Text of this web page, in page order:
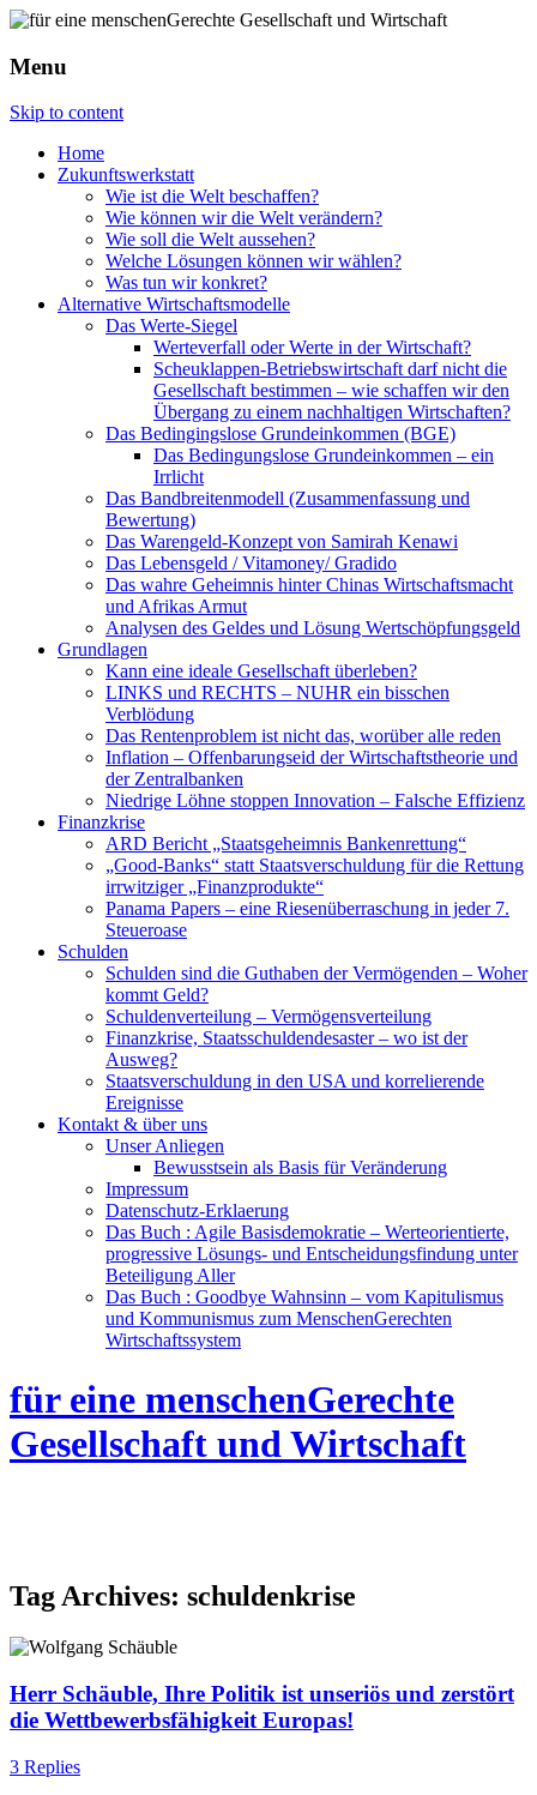
Menu
Skip to content
Home
Zukunftswerkstatt
Wie ist die Welt beschaffen?
Wie können wir die Welt verändern?
Wie soll die Welt aussehen?
Welche Lösungen können wir wählen?
Was tun wir konkret?
Alternative Wirtschaftsmodelle
Das Werte-Siegel
Werteverfall oder Werte in der Wirtschaft?
Scheuklappen-Betriebswirtschaft darf nicht die
Gesellschaft bestimmen – wie schaffen wir den
Übergang zu einem nachhaltigen Wirtschaften?
Das Bedingingslose Grundeinkommen (BGE)
Das Bedingungslose Grundeinkommen – ein
Irrlicht
Das Bandbreitenmodell (Zusammenfassung und
Bewertung)
Das Warengeld-Konzept von Samirah Kenawi
Das Lebensgeld / Vitamoney/ Gradido
Das wahre Geheimnis hinter Chinas Wirtschaftsmacht
und Afrikas Armut
Analysen des Geldes und Lösung Wertschöpfungsgeld
Grundlagen
Kann eine ideale Gesellschaft überleben?
LINKS und RECHTS – NUHR ein bisschen
Verblödung
Das Rentenproblem ist nicht das, worüber alle reden
Inflation – Offenbarungseid der Wirtschaftstheorie und
der Zentralbanken
Niedrige Löhne stoppen Innovation – Falsche Effizienz
Finanzkrise
ARD Bericht „Staatsgeheimnis Bankenrettung“
„Good-Banks“ statt Staatsverschuldung für die Rettung
irrwitziger „Finanzprodukte“
Panama Papers – eine Riesenüberraschung in jeder 7.
Steueroase
Schulden
Schulden sind die Guthaben der Vermögenden – Woher
kommt Geld?
Schuldenverteilung – Vermögensverteilung
Finanzkrise, Staatsschuldendesaster – wo ist der
Ausweg?
Staatsverschuldung in den USA und korrelierende
Ereignisse
Kontakt & über uns
Unser Anliegen
Bewusstsein als Basis für Veränderung
Impressum
Datenschutz-Erklaerung
Das Buch : Agile Basisdemokratie – Werteorientierte,
progressive Lösungs- und Entscheidungsfindung unter
Beteiligung Aller
Das Buch : Goodbye Wahnsinn – vom Kapitulismus
und Kommunismus zum MenschenGerechten
Wirtschaftssystem
für eine menschenGerechte
Gesellschaft und Wirtschaft
Tag Archives: schuldenkrise
Herr Schäuble, Ihre Politik ist unseriös und zerstört
die Wettbewerbsfähigkeit Europas!
3 Replies